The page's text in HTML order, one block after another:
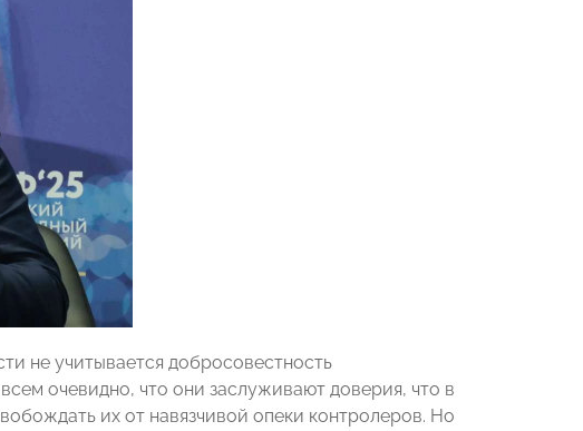
не учитывается добросовестность
очевидно, что они заслуживают доверия, что в
их от навязчивой опеки контролеров. Но